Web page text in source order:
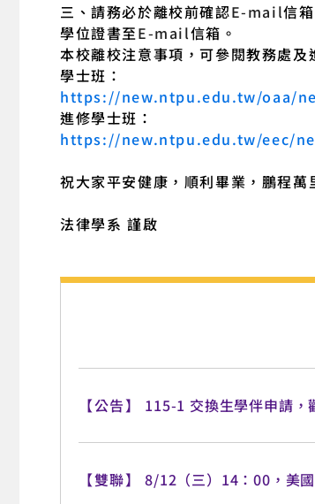
三、請務必於離校前確認E-mail信箱
學位證書至E-mail信箱。
本校離校注意事項，可參閱教務處及
學士班：
https://new.ntpu.edu.tw/oaa/
進修學士班：
https://new.ntpu.edu.tw/eec/
祝大家平安健康，順利畢業，鵬程萬
法律學系 謹啟
【公告】 115-1 交換生學伴申請，
【雙聯】 8/12（三）14：00，美